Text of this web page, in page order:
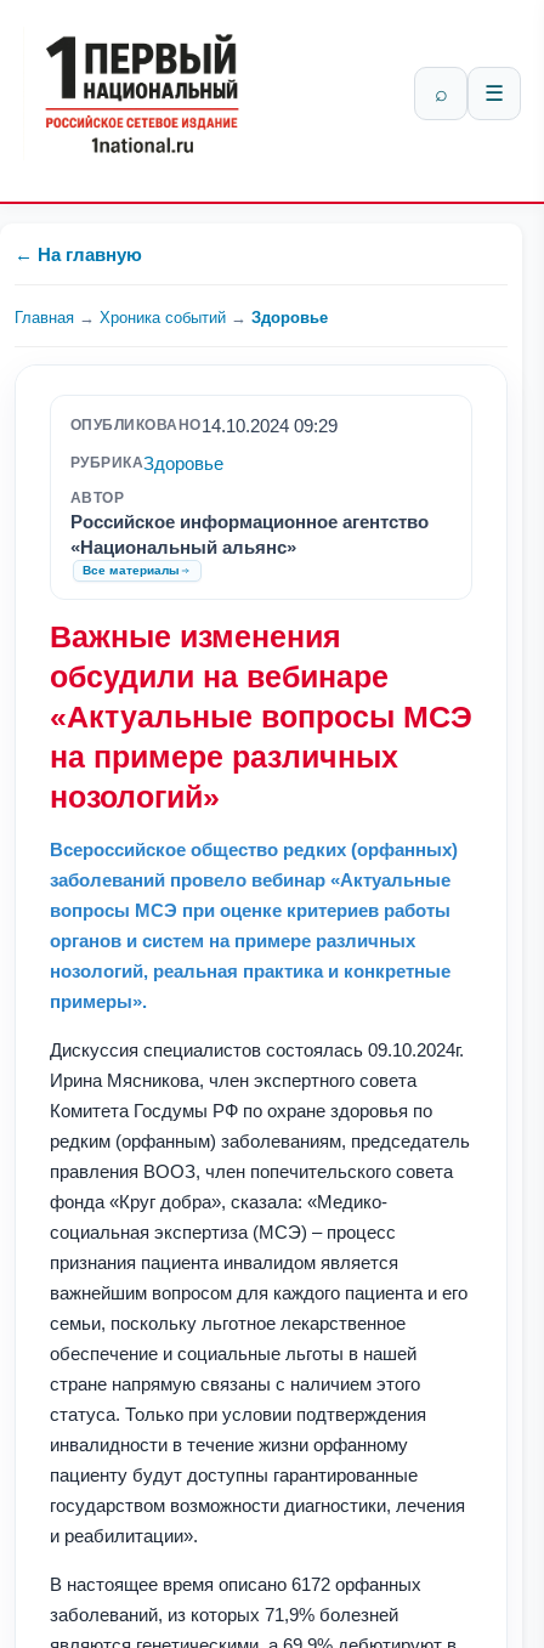
⌕ ☰
← На главную
Главная → Хроника событий → Здоровье
ОПУБЛИКОВАНО14.10.2024 09:29
РУБРИКАЗдоровье
АВТОР
Российское информационное агентство
«Национальный альянс»
Все материалы
Важные изменения
обсудили на вебинаре
«Актуальные вопросы МСЭ
на примере различных
нозологий»
Всероссийское общество редких (орфанных)
заболеваний провело вебинар «Актуальные
вопросы МСЭ при оценке критериев работы
органов и систем на примере различных
нозологий, реальная практика и конкретные
примеры».
Дискуссия специалистов состоялась 09.10.2024г.
Ирина Мясникова, член экспертного совета
Комитета Госдумы РФ по охране здоровья по
редким (орфанным) заболеваниям, председатель
правления ВООЗ, член попечительского совета
фонда «Круг добра», сказала: «Медико-
социальная экспертиза (МСЭ) – процесс
признания пациента инвалидом является
важнейшим вопросом для каждого пациента и его
семьи, поскольку льготное лекарственное
обеспечение и социальные льготы в нашей
стране напрямую связаны с наличием этого
статуса. Только при условии подтверждения
инвалидности в течение жизни орфанному
пациенту будут доступны гарантированные
государством возможности диагностики, лечения
и реабилитации».
В настоящее время описано 6172 орфанных
заболеваний, из которых 71,9% болезней